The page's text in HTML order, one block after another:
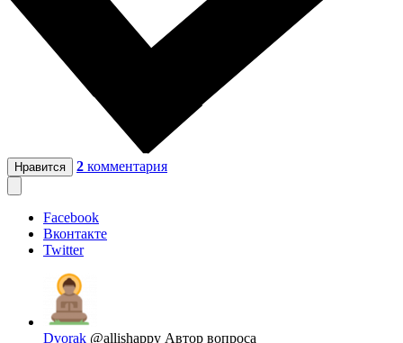
Нравится 2 комментария
Facebook
Вконтакте
Twitter
Dvorak @allishappy Автор вопроса